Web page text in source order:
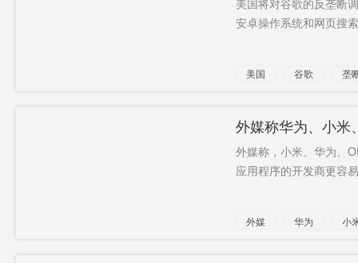
美国将对谷歌的反垄断
安卓操作系统和网页搜
美国 谷歌
垄
外媒称华为、小米
外媒称，小米、华为、
应用程序的开发商更容
外媒 华为
小